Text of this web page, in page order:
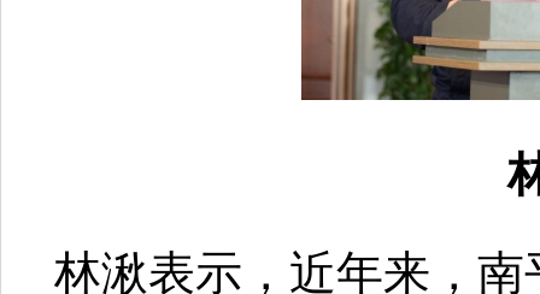
林湫表示，近年来，